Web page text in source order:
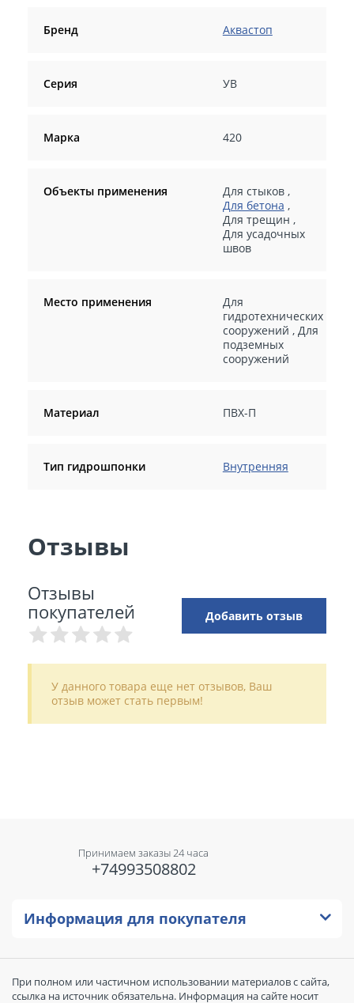
Бренд Аквастоп
Серия УВ
Марка 420
Объекты применения Для стыков,
Для бетона ,
Для трещин ,
Для усадочных
швов
Место применения
Для
гидротехнических
сооружений , Для
подземных
сооружений
Материал ПВХ-П
Тип гидрошпонки Внутренняя
Отзывы
Отзывы
покупателей
Добавить отзыв
У данного товара еще нет отзывов, Ваш
отзыв может стать первым!
Принимаем заказы 24 часа
+74993508802
Информация для покупателя
При полном или частичном использовании материалов с сайта,
ссылка на источник обязательна. Информация на сайте носит